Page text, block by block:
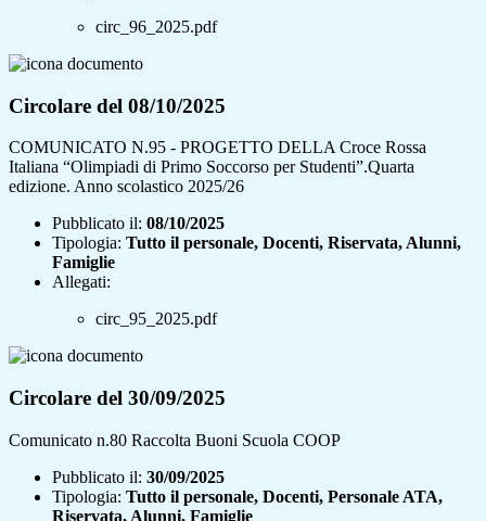
circ_96_2025.pdf
Circolare del 08/10/2025
COMUNICATO N.95 - PROGETTO DELLA Croce Rossa
Italiana “Olimpiadi di Primo Soccorso per Studenti”.Quarta
edizione. Anno scolastico 2025/26
Pubblicato il: 08/10/2025
Tipologia: Tutto il personale, Docenti, Riservata, Alunni,
Famiglie
Allegati:
circ_95_2025.pdf
Circolare del 30/09/2025
Comunicato n.80 Raccolta Buoni Scuola COOP
Pubblicato il: 30/09/2025
Tipologia: Tutto il personale, Docenti, Personale ATA,
Riservata, Alunni, Famiglie